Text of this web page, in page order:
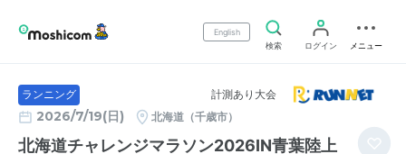
English
検索
ログイン メニュー
ランニング 計測あり大会
2026/7/19(日) 北海道（千歳市）
北海道チャレンジマラソン2026IN青葉陸上